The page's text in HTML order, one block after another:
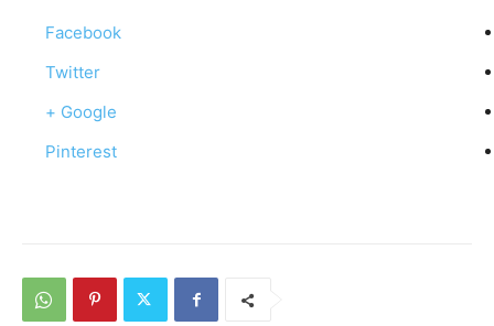
Facebook
Twitter
Google +
Pinterest